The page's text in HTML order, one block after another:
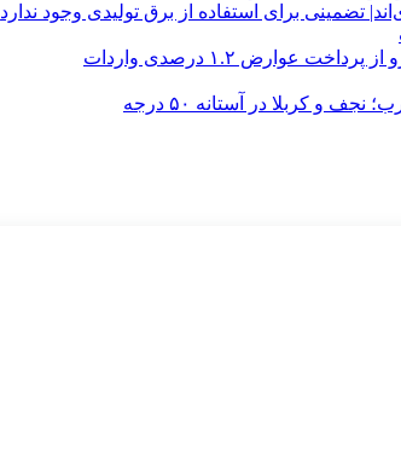
تضمینی برای استفاده از برق تولیدی وجود ندارد
و کربلا در آستانه ۵۰ درجه